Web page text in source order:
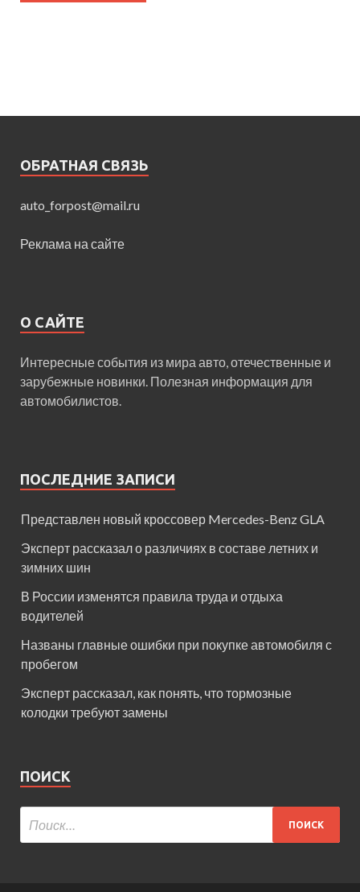
ОБРАТНАЯ СВЯЗЬ
auto_forpost@mail.ru
Реклама на сайте
О САЙТЕ
Интересные события из мира авто, отечественные и
зарубежные новинки. Полезная информация для
автомобилистов.
ПОСЛЕДНИЕ ЗАПИСИ
Представлен новый кроссовер Mercedes-Benz GLA
Эксперт рассказал о различиях в составе летних и
зимних шин
В России изменятся правила труда и отдыха
водителей
Названы главные ошибки при покупке автомобиля с
пробегом
Эксперт рассказал, как понять, что тормозные
колодки требуют замены
ПОИСК